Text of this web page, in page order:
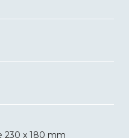
230 x 180 mm